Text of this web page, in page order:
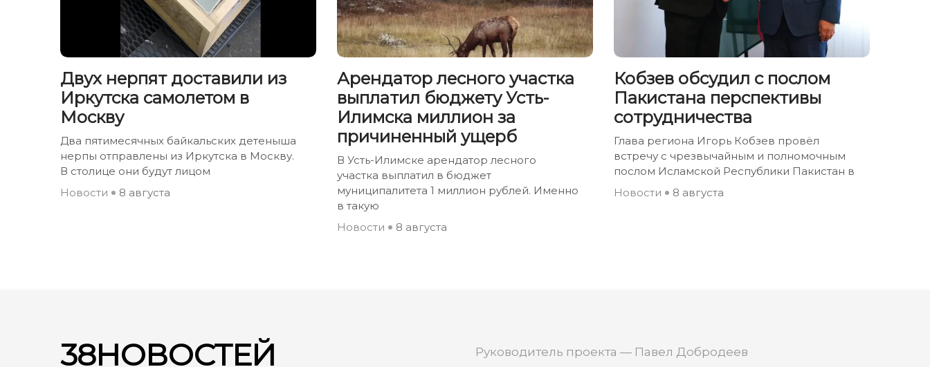
Двух нерпят доставили из
Иркутска самолетом в
Москву
Два пятимесячных байкальских детеныша
нерпы отправлены из Иркутска в Москву.
В столице они будут лицом
Новости
8 августа
Арендатор лесного участка
выплатил бюджету Усть-
Илимска миллион за
причиненный ущерб
В Усть-Илимске арендатор лесного
участка выплатил в бюджет
муниципалитета 1 миллион рублей. Именно
в такую
Новости
8 августа
Кобзев обсудил с послом
Пакистана перспективы
сотрудничества
Глава региона Игорь Кобзев провёл
встречу с чрезвычайным и полномочным
послом Исламской Республики Пакистан в
Новости
8 августа
38НОВОСТЕЙ Руководитель проекта — Павел Добродеев